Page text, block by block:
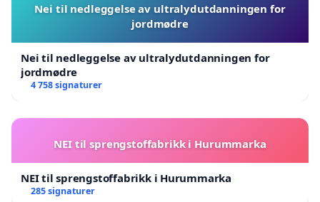
Nei til nedleggelse av ultralydutdanningen for
jordmødre
Nei til nedleggelse av ultralydutdanningen for
jordmødre
4 758 signaturer
NEI til sprengstoffabrikk i Hurummarka
NEI til sprengstoffabrikk i Hurummarka
285 signaturer